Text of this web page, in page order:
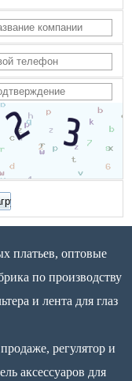
платьев, оптовые
по производству
и лента для глаз
регулятор и
аксессуаров для